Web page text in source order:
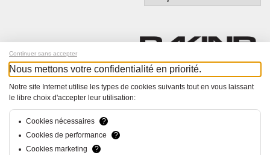
© Bucher+Walt 2011-2026
Tous droits réservés - Informations non contractuelles
Continuer sans accepter
Nous mettons votre confidentialité en priorité.
Notre site Internet utilise les types de cookies suivants tout en vous laissant
le libre choix d'accepter leur utilisation:
Cookies nécessaires
?
Cookies de performance
?
Cookies marketing
?